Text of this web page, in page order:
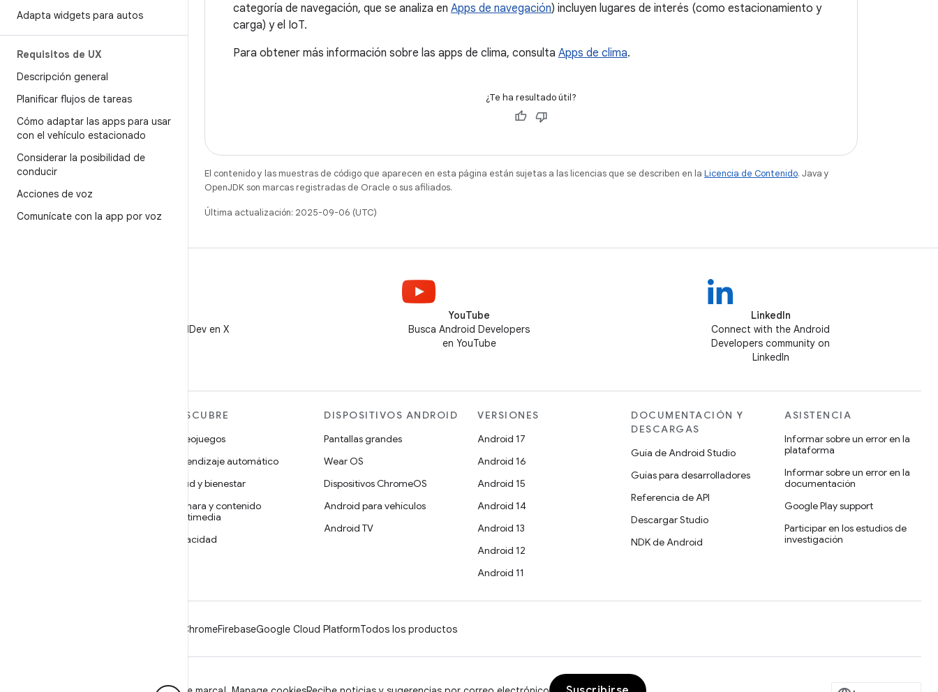
Adapta widgets para autos
Requisitos de UX
Descripción general
Planificar flujos de tareas
Cómo adaptar las apps para usar
con el vehículo estacionado
Considerar la posibilidad de
conducir
Acciones de voz
Comunícate con la app por voz
categoría de navegación, que se analiza en Apps de navegación) incluyen lugares de interés (como estacionamiento y
carga) y el IoT.
Para obtener más información sobre las apps de clima, consulta Apps de clima.
¿Te ha resultado útil?
El contenido y las muestras de código que aparecen en esta página están sujetas a las licencias que se describen en la Licencia de Contenido. Java y
OpenJDK son marcas registradas de Oracle o sus afiliados.
Última actualización: 2025-09-06 (UTC)
Sigue a @AndroidDev en X
YouTube
Busca Android Developers
en YouTube
LinkedIn
Connect with the Android
Developers community on
LinkedIn
DESCUBRE
Videojuegos
Aprendizaje automático
Salud y bienestar
Cámara y contenido
multimedia
Privacidad
DISPOSITIVOS ANDROID
Pantallas grandes
Wear OS
Dispositivos ChromeOS
Android para vehículos
Android TV
VERSIONES
Android 17
Android 16
Android 15
Android 14
Android 13
Android 12
Android 11
DOCUMENTACIÓN Y
DESCARGAS
Guía de Android Studio
Guías para desarrolladores
Referencia de API
Descargar Studio
NDK de Android
ASISTENCIA
Informar sobre un error en la
plataforma
Informar sobre un error en la
documentación
Google Play support
Participar en los estudios de
investigación
ChromeFirebaseGoogle Cloud PlatformTodos los productos